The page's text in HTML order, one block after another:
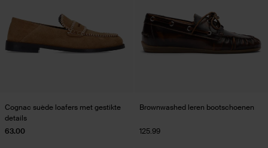
Cognac suède loafers met gestikte
details
63.00
Brownwashed leren bootschoenen
125.99